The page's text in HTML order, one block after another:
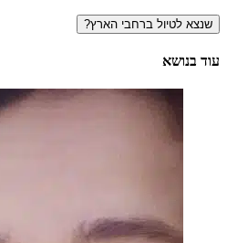
עוד בנושא